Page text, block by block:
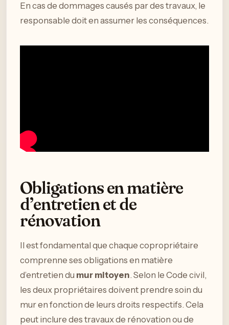
En cas de dommages causés par des travaux, le
responsable doit en assumer les conséquences.
Obligations en matière
d’entretien et de
rénovation
Il est fondamental que chaque copropriétaire
comprenne ses obligations en matière
d’entretien du mur mitoyen. Selon le Code civil,
les deux propriétaires doivent prendre soin du
mur en fonction de leurs droits respectifs. Cela
peut inclure des travaux de rénovation ou de